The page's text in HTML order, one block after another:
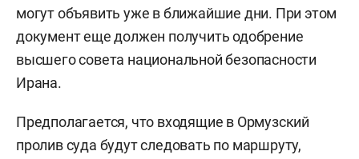
могут объявить уже в ближайшие дни. При этом
документ еще должен получить одобрение
высшего совета национальной безопасности
Ирана.
Предполагается, что входящие в Ормузский
пролив суда будут следовать по маршруту,